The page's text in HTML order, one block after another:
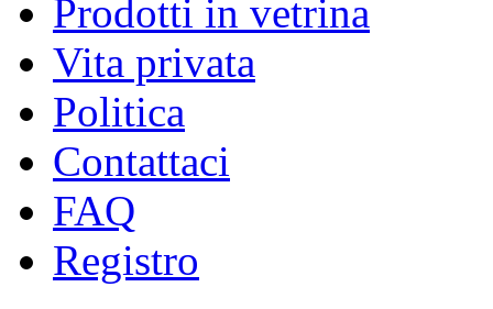
Prodotti in vetrina
Vita privata
Politica
Contattaci
FAQ
Registro